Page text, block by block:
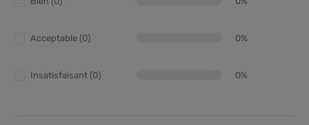
Acceptable (0) 0%
Insatisfaisant (0) 0%